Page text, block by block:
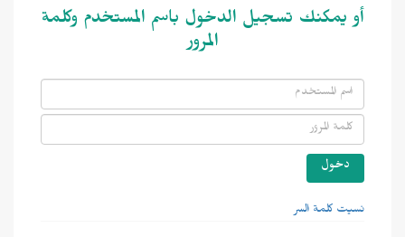
أو يمكنك تسجيل الدخول باسم المستخدم وكلمة
المرور
نسيت كلمة السر